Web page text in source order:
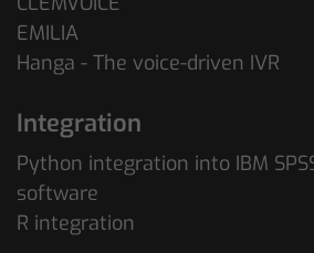
EMILIA
Hanga - The voice-driven IVR
Integration
Python integration into IBM
software
R integration